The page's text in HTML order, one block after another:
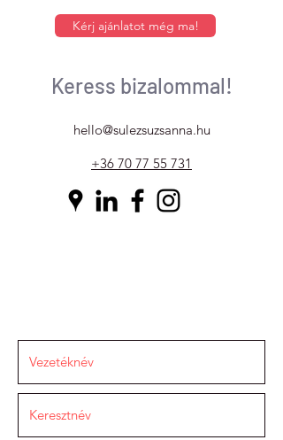
Kérj ajánlatot még ma!
Keress bizalommal!
hello@sulezsuzsanna.hu
+36 70 77 55 731